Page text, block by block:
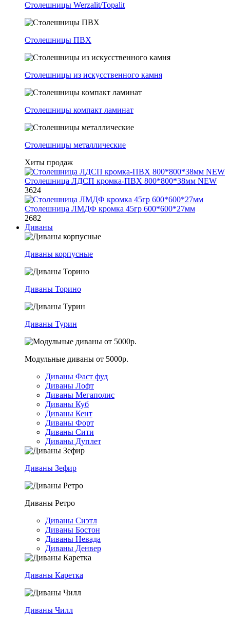
Столешницы Werzalit/Topalit
Столешницы ПВХ
Столешницы из искусственного камня
Столешницы компакт ламинат
Столешницы металлические
Хиты продаж
Столешница ЛДСП кромка-ПВХ 800*800*38мм NEW
3624
Столешница ЛМДФ кромка 45гр 600*600*27мм
2682
Диваны
Диваны корпусные
Диваны Торино
Диваны Турин
Модульные диваны от 5000р.
Диваны Фаст фуд
Диваны Лофт
Диваны Мегаполис
Диваны Куб
Диваны Кент
Диваны Форт
Диваны Сити
Диваны Дуплет
Диваны Зефир
Диваны Ретро
Диваны Сиэтл
Диваны Бостон
Диваны Невада
Диваны Денвер
Диваны Каретка
Диваны Чилл